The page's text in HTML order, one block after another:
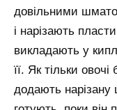
довільними
і нарізають
викладають у
її. Як тільки
додають